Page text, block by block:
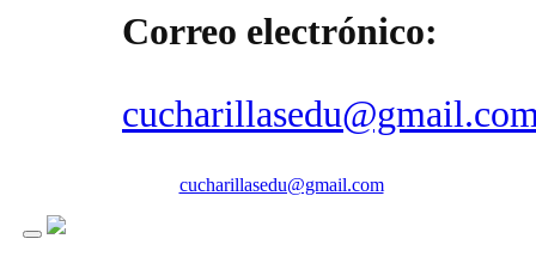
Correo electrónico:
cucharillasedu@gmail.com